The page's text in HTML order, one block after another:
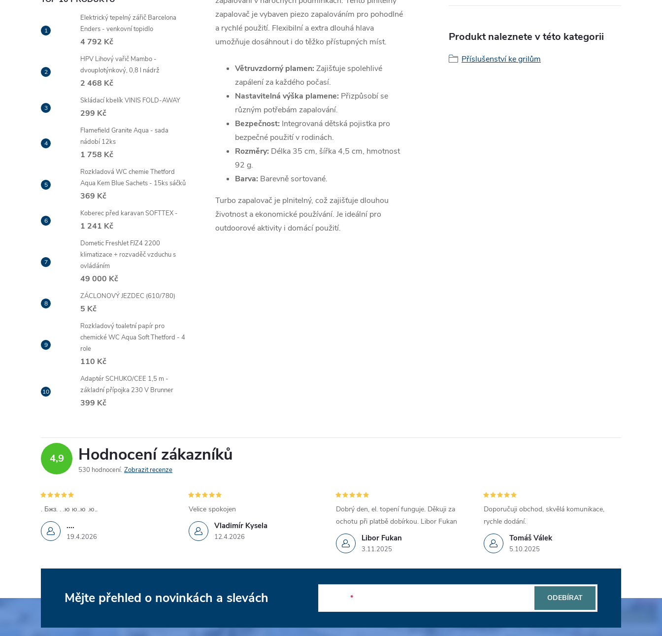
Elektrický tepelný zářič Barcelona
Enders - venkovní topidlo
4 792 Kč
HPV Lihový vařič Mambo -
dvouplotýnkový, 0,8 l nádrž
2 468 Kč
Skládací kbelík VINIS FOLD-AWAY
299 Kč
Flamefield Granite Aqua - sada
nádobí 12ks
1 758 Kč
Rozkladová WC chemie Thetford
Aqua Kem Blue Sachets - 15ks sáčků
369 Kč
Koberec před karavan SOFTTEX -
1 241 Kč
Dometic FreshJet FJZ4 2200
klimatizace + rozvaděč vzduchu s
ovládáním
49 000 Kč
ZÁCLONOVÝ JEZDEC (610/780)
5 Kč
Rozkladový toaletní papír pro
chemické WC Aqua Soft Thetford - 4
role
110 Kč
Adaptér SCHUKO/CEE 1,5 m -
základní přípojka 230 V Brunner
399 Kč
zapalovač je vybaven piezo zapalováním pro pohodlné
a rychlé použití. Flexibilní a extra dlouhá hlava
umožňuje dosáhnout i do těžko přístupných míst.
Větruvzdorný plamen: Zajišťuje spolehlivé
zapálení za každého počasí.
Nastavitelná výška plamene: Přizpůsobí se
různým potřebám zapalování.
Bezpečnost: Integrovaná dětská pojistka pro
bezpečné použití v rodinách.
Rozměry: Délka 35 cm, šířka 4,5 cm, hmotnost
92 g.
Barva: Barevně sortované.
Turbo zapalovač je plnitelný, což zajišťuje dlouhou
životnost a ekonomické používání. Je ideální pro
outdoorové aktivity i domácí použití.
Produkt naleznete v této kategorii
Příslušenství ke grilům
4,9 Hodnocení zákazníků
530 hodnocení Zobrazit recenze
....
19.4.2026
. Бжз. . .ю ю..ю .ю..
Vladimír Kysela
12.4.2026
Velice spokojen
Libor Fukan
3.11.2025
Dobrý den, el. topení funguje. Děkuji za
ochotu při platbě dobírkou. Libor Fukan
Tomáš Válek
5.10.2025
Doporučuji obchod, skvělá komunikace,
rychle dodání.
Z
Mějte přehled o novinkách a slevách ODEBÍRAT